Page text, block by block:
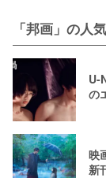
「邦画」の人
U-
の
映
新